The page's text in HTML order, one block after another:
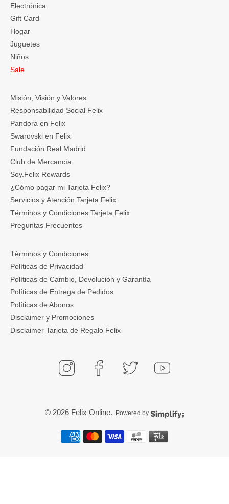
Electrónica
Gift Card
Hogar
Juguetes
Niños
Sale
Misión, Visión y Valores
Responsabilidad Social Felix
Pandora en Felix
Swarovski en Felix
Fundación Real Madrid
Club de Mercancía
Soy.Felix Rewards
¿Cómo pagar mi Tarjeta Felix?
Servicios y Atención Tarjeta Felix
Términos y Condiciones Tarjeta Felix
Preguntas Frecuentes
Términos y Condiciones
Políticas de Privacidad
Políticas de Cambio, Devolución y Garantía
Políticas de Entrega de Pedidos
Políticas de Abonos
Disclaimer y Promociones
Disclaimer Tarjeta de Regalo Felix
© 2026 Felix Online. Powered by